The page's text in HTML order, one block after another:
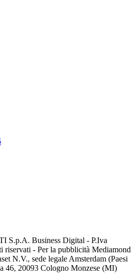
S.p.A. Business Digital - P.Iva
riservati - Per la pubblicità Mediamond
N.V., sede legale Amsterdam (Paesi
46, 20093 Cologno Monzese (MI)